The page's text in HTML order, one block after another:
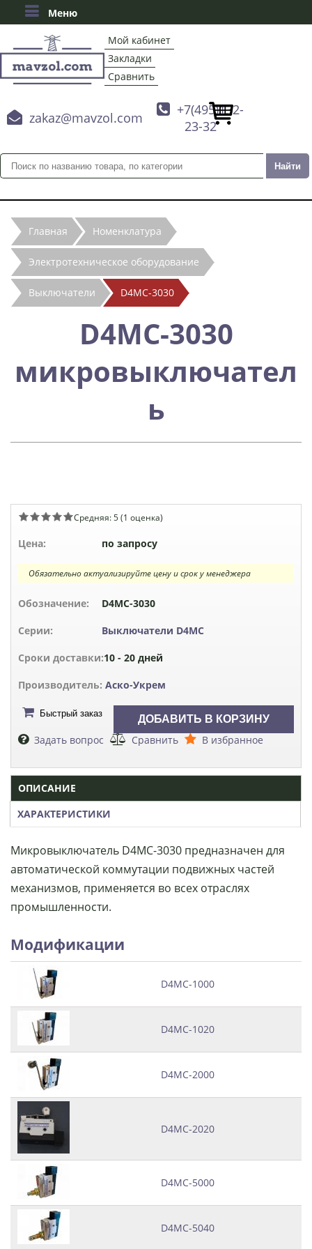
Меню
Мой кабинет
Закладки
Сравнить
 zakaz@mavzol.com
 +7(495)132-
23-32
Главная Номенклатура
Электротехническое оборудование
Выключатели D4MC-3030
D4MC-3030
микровыключател
ь
Средняя:5(1 оценка)
Цена: по запросу
Обязательно актуализируйте цену и срок у менеджера
Обозначение: D4MC-3030
Серии: Выключатели D4MC
Сроки доставки:10 - 20 дней
Производитель: Аско-Укрем
Быстрый заказ
Задать вопрос Сравнить В избранное
ОПИСАНИЕ
ХАРАКТЕРИСТИКИ
Микровыключатель D4MC-3030 предназначен для
автоматической коммутации подвижных частей
механизмов, применяется во всех отраслях
промышленности.
Модификации
D4MC-1000
D4MC-1020
D4MC-2000
D4MC-2020
D4MC-5000
D4MC-5040